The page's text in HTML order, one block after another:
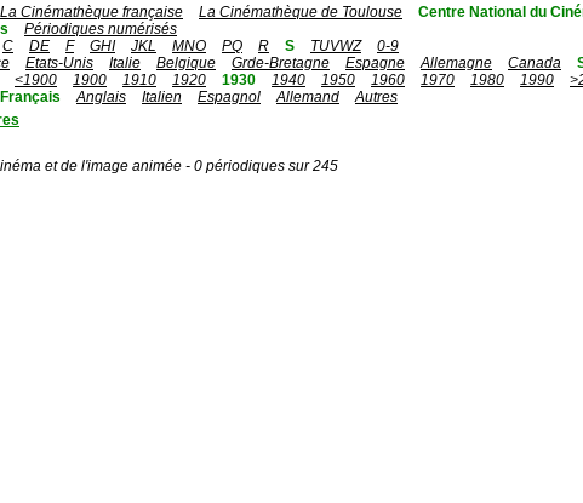
La Cinémathèque française La Cinémathèque de Toulouse
Centre National du
Périodiques numérisés
C DE F GHI JKL MNO PQ R S TUVWZ
0-9
Etats-Unis Italie Belgique Grde-Bretagne Espagne Allemagne Canada
<1900 1900 1910 1920 1930 1940 1950 1960 1970 1980 1990
Français Anglais Italien Espagnol Allemand
Autres
et de l'image animée - 0 périodiques sur 245